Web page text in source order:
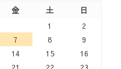
金 土
日
1
2
7 8
9
14 15
16